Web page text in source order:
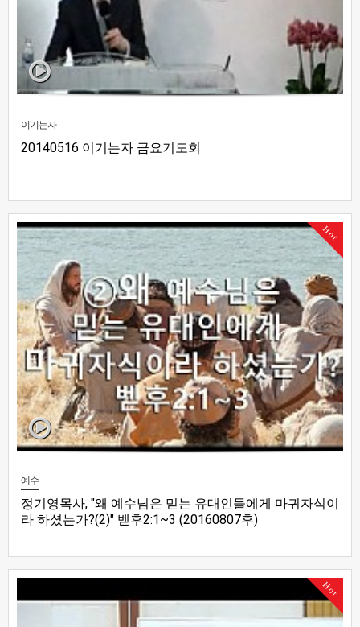
이기는자
20140516 이기는자 금요기도회
Hot
예수
정기영목사, "왜 예수님은 믿는 유대인들에게 마귀자식이
라 하셨는가?(2)" 벧후2:1~3 (20160807후)
Hot